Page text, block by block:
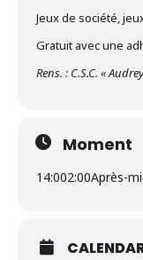
Jeux de société,
Gratuit avec une
Rens. : C.S.C. «
Moment
14:002:00Après-